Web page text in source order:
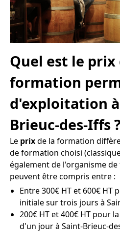
Quel est le prix
formation
d'exploitation
Brieuc-des-Iffs ?
Le prixde la formation
de formation choisi
également de l'organisme
peuvent être compris entre :
Entre 300€ HT et 600€ HT
initiale sur trois jours à
200€ HT et 400€ HT pour
d'un jour à Saint-Brieuc-